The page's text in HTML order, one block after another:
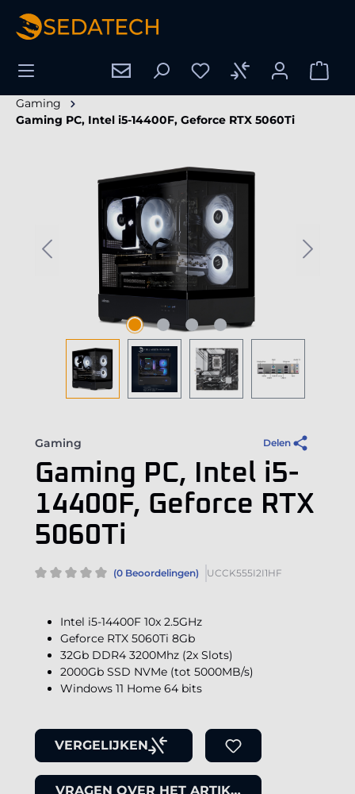
Gaming
Gaming PC, Intel i5-14400F, Geforce RTX 5060Ti
Afbeeldingengalerij overslaan
Gaming Delen
Gaming PC, Intel i5-
14400F, Geforce RTX
5060Ti
(0 Beoordelingen) UCCK555I2I1HF
Intel i5-14400F 10x 2.5GHz
Geforce RTX 5060Ti 8Gb
32Gb DDR4 3200Mhz (2x Slots)
2000Gb SSD NVMe (tot 5000MB/s)
Windows 11 Home 64 bits
VERGELIJKEN
VRAGEN OVER HET ARTIKEL